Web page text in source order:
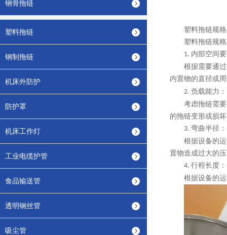
钢骨拖链
塑料拖链
钢制拖链
机床外防护
防护罩
机床工作灯
工业电缆护管
食品输送管
透明钢丝管
吸尘管
塑料拖链规
塑料拖链规
1. 内部空间
根据需要通
内置物的直径或
2. 负载能力：
考虑拖链需
的拖链变形或损
3. 弯曲半径：
根据设备的
置物造成过大的
4. 行程长度：
根据设备的